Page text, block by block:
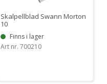
Skalpellblad Swann Morton
10
Finns i lager
Art nr. 700210